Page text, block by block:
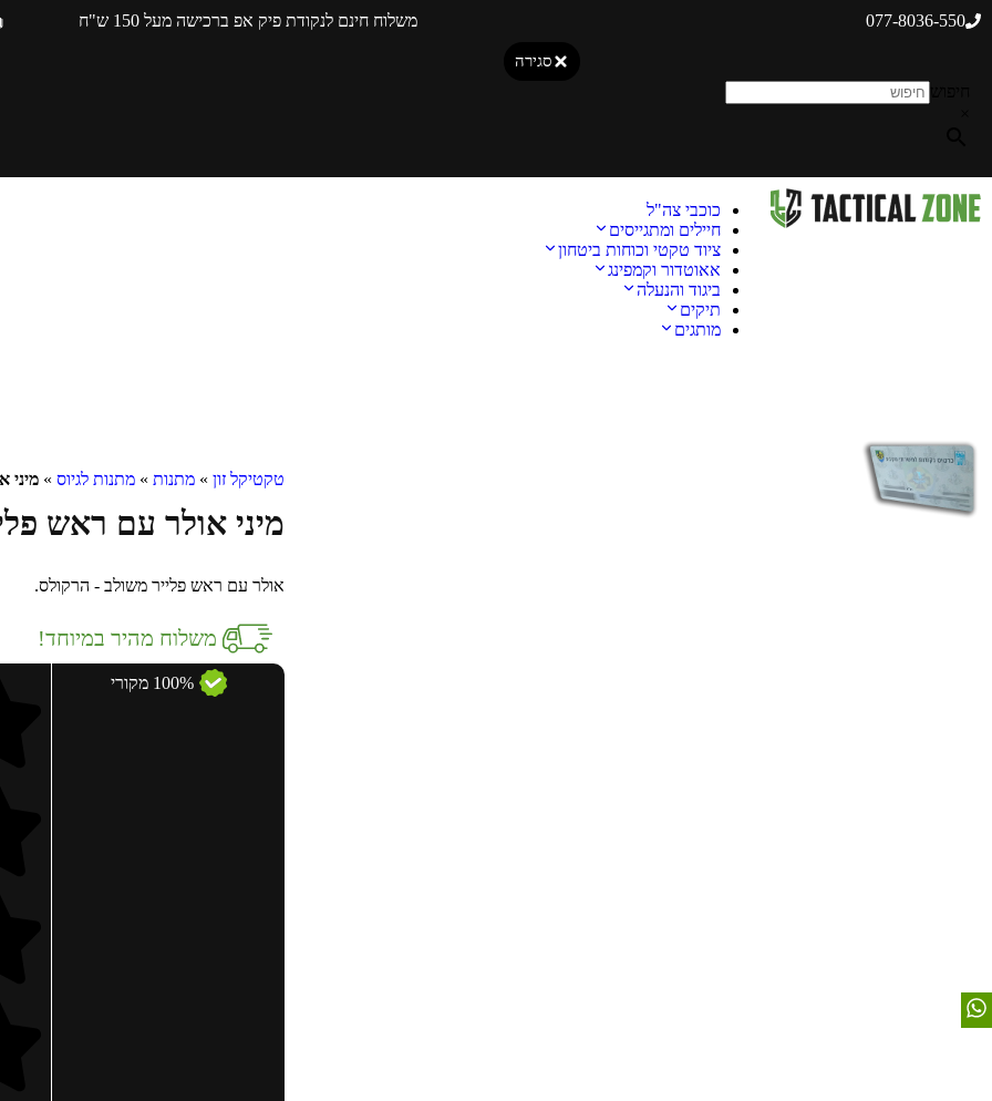
077-8036-550 משלוח חינם לנקודת פיק אפ ברכישה מעל 150 ש"ח
סגירה
כוכבי צה"ל
חיילים ומתגייסים
ציוד טקטי וכוחות ביטחון
אאוטדור וקמפינג
ביגוד והנעלה
תיקים
מותגים
טקטיקל זון » מתנות » מתנות לגיוס » מיני
מיני אולר עם ראש
אולר עם ראש פלייר משולב - הרקולס.
משלוח מהיר במיוחד!
100% מקורי